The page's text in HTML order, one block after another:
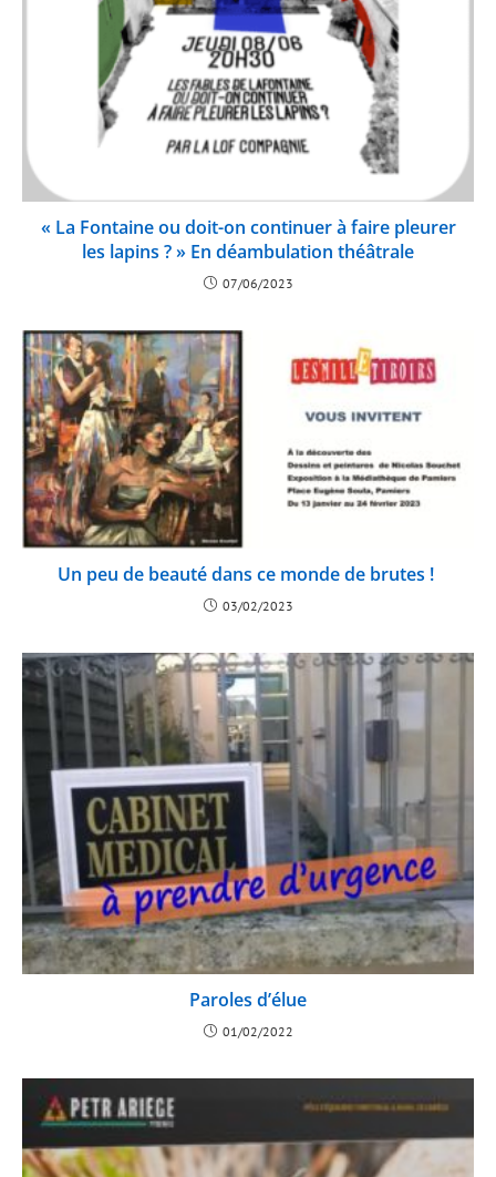
« La Fontaine ou doit-on continuer à faire pleurer
les lapins ? » En déambulation théâtrale
07/06/2023
Un peu de beauté dans ce monde de brutes !
03/02/2023
Paroles d’élue
01/02/2022